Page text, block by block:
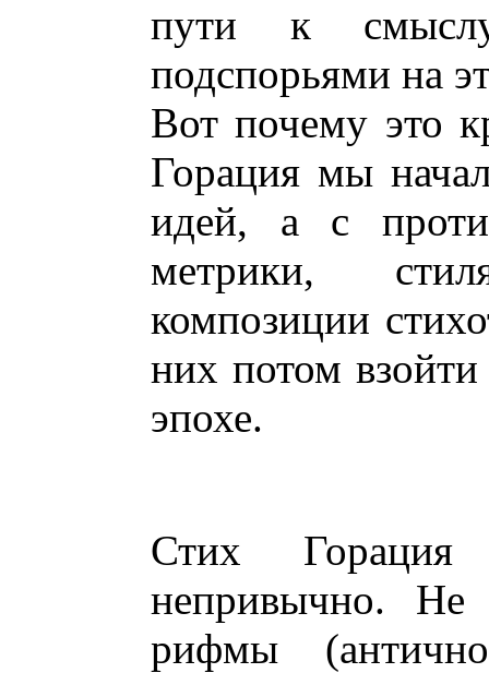
пути к
подспорьями на
Вот почему это
Горация мы
идей, а с
метрики,
композиции
них потом
эпохе.
Стих Горация
непривычно.
рифмы